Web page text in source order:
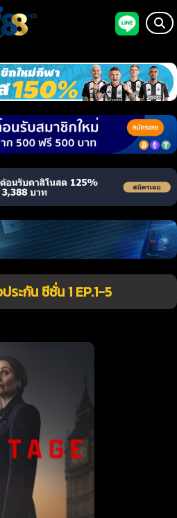
ะกัน ซีซั่น 1 EP.1-5